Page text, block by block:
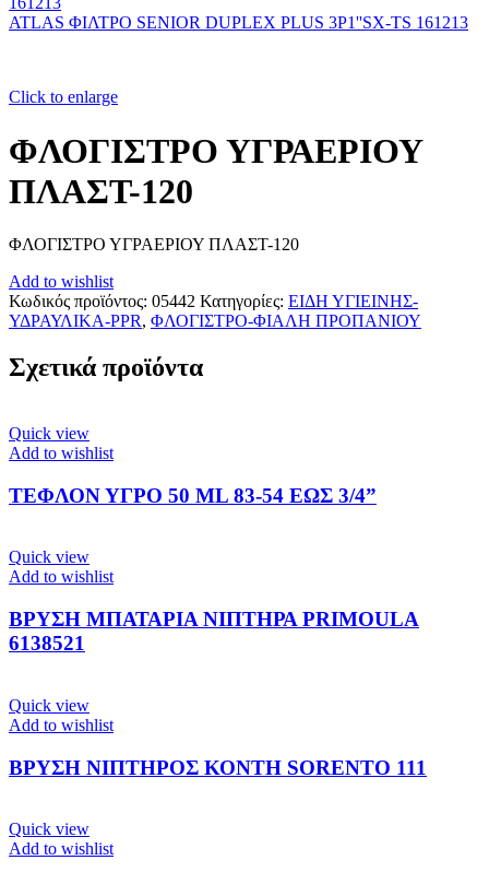
ATLAS ΦΙΛΤΡΟ SENIOR DUPLEX PLUS 3P1''SX-TS 161213
Click to enlarge
ΦΛΟΓΙΣΤΡΟ ΥΓΡΑΕΡΙΟΥ
ΠΛΑΣΤ-120
ΦΛΟΓΙΣΤΡΟ ΥΓΡΑΕΡΙΟΥ ΠΛΑΣΤ-120
Add to wishlist
Κωδικός προϊόντος: 05442 Κατηγορίες: ΕΙΔΗ ΥΓΙΕΙΝΗΣ-
ΥΔΡΑΥΛΙΚΑ-PPR, ΦΛΟΓΙΣΤΡΟ-ΦΙΑΛΗ ΠΡΟΠΑΝΙΟΥ
Σχετικά προϊόντα
Quick view
Add to wishlist
ΤΕΦΛΟΝ ΥΓΡΟ 50 ML 83-54 ΕΩΣ 3/4”
Quick view
Add to wishlist
ΒΡΥΣΗ ΜΠΑΤΑΡΙΑ ΝΙΠΤΗΡΑ PRIMOULA
6138521
Quick view
Add to wishlist
ΒΡΥΣΗ ΝΙΠΤΗΡΟΣ ΚΟΝΤΗ SORENTO 111
Quick view
Add to wishlist